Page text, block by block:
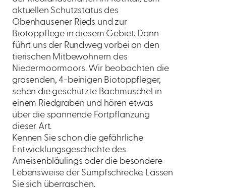
aktuellen Schutzstatus des
Obenhausener Rieds und zur
Biotoppflege in diesem Gebiet. Dann
führt uns der Rundweg vorbei an den
tierischen Mitbewohnern des
Niedermoormoors. Wir beobachten die
grasenden, 4-beinigen Biotoppfleger,
sehen die geschützte Bachmuschel in
einem Riedgraben und hören etwas
über die spannende Fortpflanzung
dieser Art.
Kennen Sie schon die gefährliche
Entwicklungsgeschichte des
Ameisenbläulings oder die besondere
Lebensweise der Sumpfschrecke. Lassen
Sie sich überraschen.